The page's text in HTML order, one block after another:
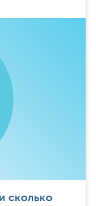
сколько